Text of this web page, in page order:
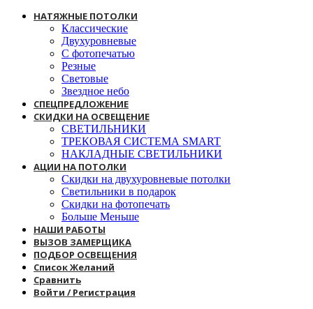
НАТЯЖНЫЕ ПОТОЛКИ
Классические
Двухуровневые
С фотопечатью
Резные
Световые
Звездное небо
СПЕЦПРЕДЛОЖЕНИЕ
СКИДКИ НА ОСВЕЩЕНИЕ
СВЕТИЛЬНИКИ
ТРЕКОВАЯ СИСТЕМА SMART
НАКЛАДНЫЕ СВЕТИЛЬНИКИ
АЦИИ НА ПОТОЛКИ
Скидки на двухуровневые потолки
Светильники в подарок
Скидки на фотопечать
Больше Меньше
НАШИ РАБОТЫ
ВЫЗОВ ЗАМЕРЩИКА
ПОДБОР ОСВЕЩЕНИЯ
Список Желаний
Сравнить
Войти / Регистрация